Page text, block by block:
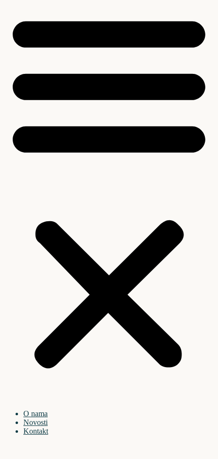
O nama
Novosti
Kontakt